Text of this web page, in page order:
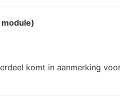
komt in aanmerking